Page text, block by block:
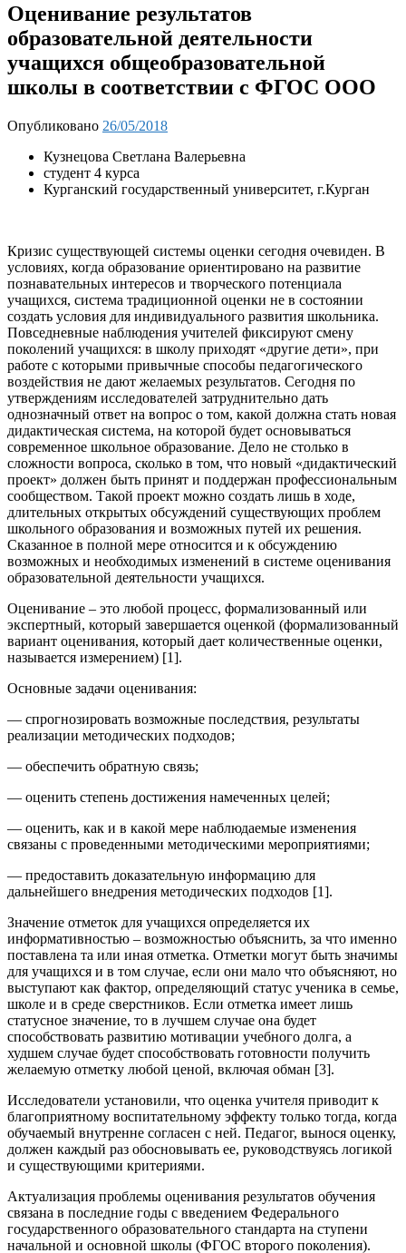
Оценивание результатов
образовательной деятельности
учащихся общеобразовательной
школы в соответствии с ФГОС ООО
Опубликовано 26/05/2018
Кузнецова Светлана Валерьевна
студент 4 курса
Курганский государственный университет, г.Курган
Кризис существующей системы оценки сегодня очевиден. В
условиях, когда образование ориентировано на развитие
познавательных интересов и творческого потенциала
учащихся, система традиционной оценки не в состоянии
создать условия для индивидуального развития школьника.
Повседневные наблюдения учителей фиксируют смену
поколений учащихся: в школу приходят «другие дети», при
работе с которыми привычные способы педагогического
воздействия не дают желаемых результатов. Сегодня по
утверждениям исследователей затруднительно дать
однозначный ответ на вопрос о том, какой должна стать новая
дидактическая система, на которой будет основываться
современное школьное образование. Дело не столько в
сложности вопроса, сколько в том, что новый «дидактический
проект» должен быть принят и поддержан профессиональным
сообществом. Такой проект можно создать лишь в ходе,
длительных открытых обсуждений существующих проблем
школьного образования и возможных путей их решения.
Сказанное в полной мере относится и к обсуждению
возможных и необходимых изменений в системе оценивания
образовательной деятельности учащихся.
Оценивание – это любой процесс, формализованный или
экспертный, который завершается оценкой (формализованный
вариант оценивания, который дает количественные оценки,
называется измерением) [1].
Основные задачи оценивания:
— спрогнозировать возможные последствия, результаты
реализации методических подходов;
— обеспечить обратную связь;
— оценить степень достижения намеченных целей;
— оценить, как и в какой мере наблюдаемые изменения
связаны с проведенными методическими мероприятиями;
— предоставить доказательную информацию для
дальнейшего внедрения методических подходов [1].
Значение отметок для учащихся определяется их
информативностью – возможностью объяснить, за что именно
поставлена та или иная отметка. Отметки могут быть значимы
для учащихся и в том случае, если они мало что объясняют, но
выступают как фактор, определяющий статус ученика в семье,
школе и в среде сверстников. Если отметка имеет лишь
статусное значение, то в лучшем случае она будет
способствовать развитию мотивации учебного долга, а
худшем случае будет способствовать готовности получить
желаемую отметку любой ценой, включая обман [3].
Исследователи установили, что оценка учителя приводит к
благоприятному воспитательному эффекту только тогда, когда
обучаемый внутренне согласен с ней. Педагог, вынося оценку,
должен каждый раз обосновывать ее, руководствуясь логикой
и существующими критериями.
Актуализация проблемы оценивания результатов обучения
связана в последние годы с введением Федерального
государственного образовательного стандарта на ступени
начальной и основной школы (ФГОС второго поколения).